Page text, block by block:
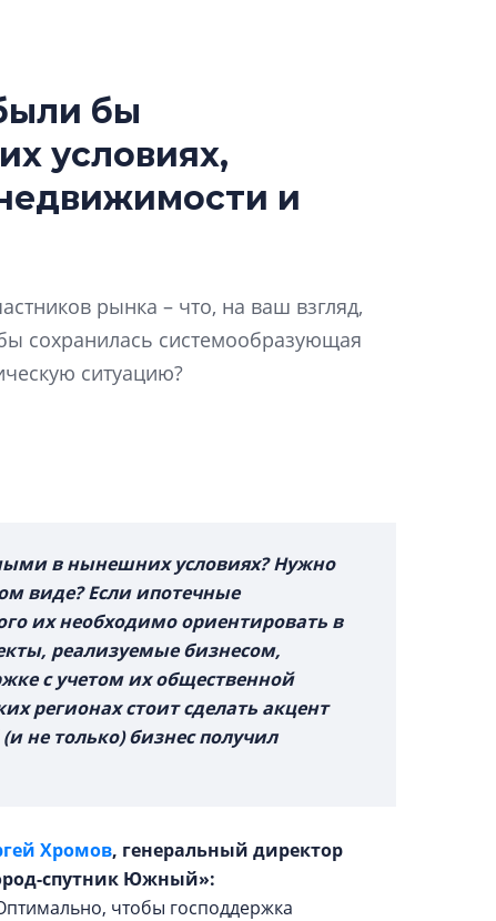
бы
условиях,
и
рынка – что, на ваш взгляд,
сохранилась системообразующая
ситуацию?
в нынешних условиях? Нужно
виде? Если ипотечные
их необходимо ориентировать в
реализуемые бизнесом,
с учетом их общественной
регионах стоит сделать акцент
не только) бизнес получил
Хромов, генеральный директор
спутник Южный»:
чтобы господдержка
Гала-концертом завершился
Петербурга появился еще